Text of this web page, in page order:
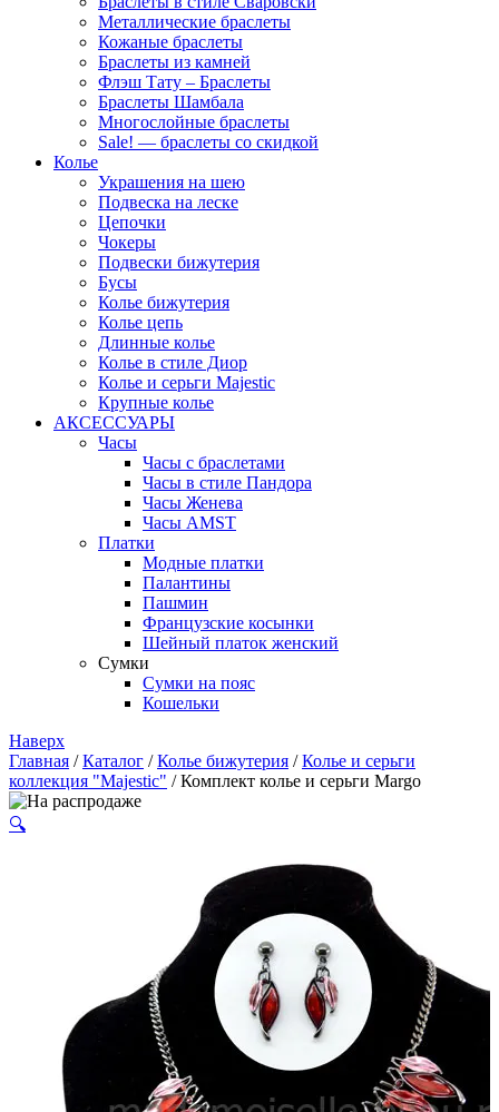
Металлические браслеты
Кожаные браслеты
Браслеты из камней
Флэш Тату – Браслеты
Браслеты Шамбала
Многослойные браслеты
Sale! — браслеты со скидкой
Колье
Украшения на шею
Подвеска на леске
Цепочки
Чокеры
Подвески бижутерия
Бусы
Колье бижутерия
Колье цепь
Длинные колье
Колье в стиле Диор
Колье и серьги Majestic
Крупные колье
АКСЕССУАРЫ
Часы
Часы с браслетами
Часы в стиле Пандора
Часы Женева
Часы AMST
Платки
Модные платки
Палантины
Пашмин
Французские косынки
Шейный платок женский
Сумки
Сумки на пояс
Кошельки
Наверх
Главная /Каталог /Колье бижутерия /Колье и серьги
коллекция "Majestic" / Комплект колье и серьги Margo
🔍